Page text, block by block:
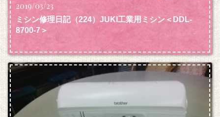
2019/03/23
ミシン修理日記（224）JUKI工業用ミシン＜DDL-
8700-7＞